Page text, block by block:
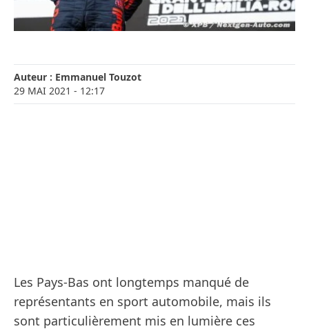
Auteur : Emmanuel Touzot
29 MAI 2021 - 12:17
Les Pays-Bas ont longtemps manqué de
représentants en sport automobile, mais ils
sont particulièrement mis en lumière ces